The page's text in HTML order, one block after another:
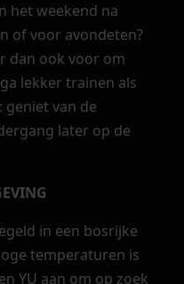
het weekend na
of voor avondeten?
dan ook voor om
lekker trainen als
geniet van de
later op de
in een bosrijke
temperaturen is
YU aan om op zoek